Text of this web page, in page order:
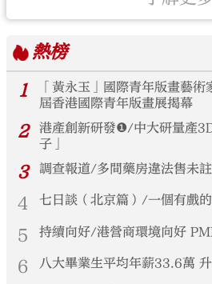
熱榜
1
「黃永玉」國際青年版畫藝
屆香港國際青年版畫展揭幕
2
港產創新研發❶/中大研量產
子」
3 調查報道/多間藥房違法售未
4 七日談（北京篇）/一個有戲
5 持續向好/港營商環境向好
6 八大畢業生平均年薪33.6萬